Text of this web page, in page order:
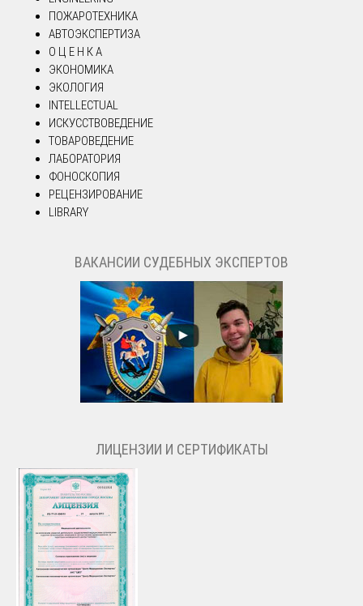
ПОЖАРОТЕХНИКА
АВТОЭКСПЕРТИЗА
О Ц Е Н К А
ЭКОНОМИКА
ЭКОЛОГИЯ
INTELLECTUAL
ИСКУССТВОВЕДЕНИЕ
ТОВАРОВЕДЕНИЕ
ЛАБОРАТОРИЯ
ФОНОСКОПИЯ
РЕЦЕНЗИРОВАНИЕ
LIBRARY
ВАКАНСИИ СУДЕБНЫХ ЭКСПЕРТОВ
ЛИЦЕНЗИИ И СЕРТИФИКАТЫ